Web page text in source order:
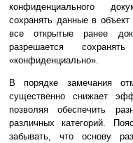
конфиденциального
сохранять данные в
все открытые ранее
разрешается
«конфиденциально».
В порядке замечания
существенно снижает
позволяя обеспечить
различных категорий.
забывать, что основу